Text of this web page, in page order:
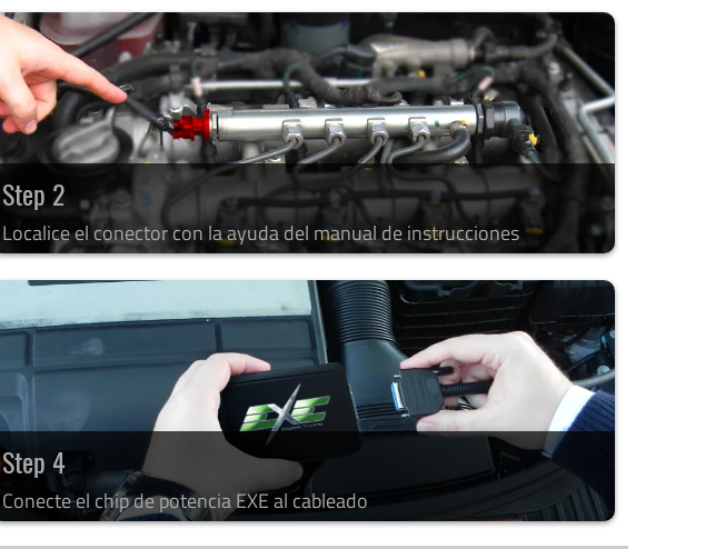
Step 2
Localice el conector con la ayuda del manual de instrucciones
Step 4
Conecte el chip de potencia EXE al cableado